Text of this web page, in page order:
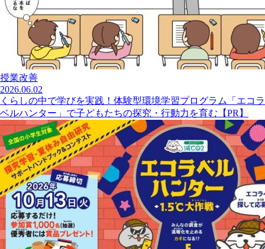
授業改善
2026.06.02
くらしの中で学びを実践！体験型環境学習プログラム「エコラ
ベルハンター」で子どもたちの探究・行動力を育む【PR】